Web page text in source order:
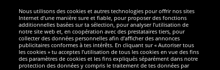
Sécurité
Nous sommes excellents
Nous utilisons des cookies et autres technologies pour offrir nos sites
Internet d’une manière sure et fiable, pour proposer des fonctions
additionnelles basées sur ta sélection, pour analyser l’utilisation de
notre site web et, en coopération avec des prestataires tiers, pour
collecter des données personnelles afin d’afficher des annonces
publicitaires conformes à tes intérêts. En cliquant sur « Autoriser tous
les cookies » tu acceptes l’utilisation de tous les cookies en vue des fins
des paramètres de cookies et les fins expliqués séparément dans notre
protection des données y compris le traitement de tes données par